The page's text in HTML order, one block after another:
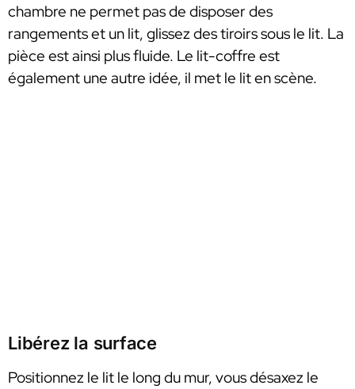
chambre ne permet pas de disposer des
rangements et un lit, glissez des tiroirs sous le lit. La
pièce est ainsi plus fluide. Le lit-coffre est
également une autre idée, il met le lit en scène.
Libérez la surface
Positionnez le lit le long du mur, vous désaxez le